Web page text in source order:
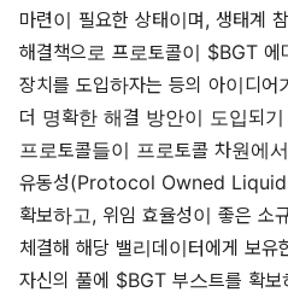
마련이 필요한 상태이며, 생태계
해결책으로 프로토콜이 $BGT 에
장치를 도입하자는 등의 아이디어
더 명확한 해결 방안이 도입되
프로토콜들이 프로토콜 차원에
유동성(Protocol Owned
확보하고, 위임 효율성이 좋은 소
체결해 해당 밸리데이터에게 보
자신의 풀에 $BGT 부스트를 확